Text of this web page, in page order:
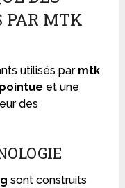
PAR MTK
utilisés par mtk
et une
des
sont construits